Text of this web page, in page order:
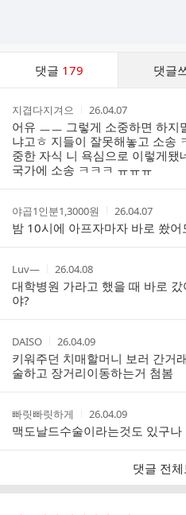
댓글 179 댓글
작
성
자
지겹다지겨으
작
성
시
간
26.04.07
어유 ㅡㅡ 그렇게 소중하면 하
냐고ㅎ 지들이 잘못해놓고 소송
중한 자식 니 욕심으로 이렇게
국가에 소송 ㅋㅋㅋ ㅠㅠㅠ
작
성
자
야곱1인분1,3000원
작
성
시
간
26.04.07
밤 10시에 아프자마자 바로 쐈
작
성
자
Luv—
작
성
시
26.04.08
대학병원 가라고 했을 때 바로
야?
작
성
자
DAISO
작
성
시
간
26.04.09
키워주던 치매할머니 보러 간거
술하고 장거리이동하는거 첨봄
작
성
자
빠릿빠릿하게
작
성
시
간
26.04.09
맥도날드수술이라는것도 있구
댓글 전체